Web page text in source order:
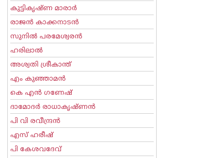
കുട്ടികൃഷ്ണ മാരാര്‍
രാജന്‍ കാക്കനാടന്‍
സുനില്‍ പരമേശ്വരന്‍
ഹരിലാല്‍
അശ്വതി ശ്രീകാന്ത്
എം കുഞ്ഞാമന്‍
കെ എന്‍ ഗണേഷ്
ദാമോദർ രാധാകൃഷ്ണൻ
പി വി രവീന്ദ്രന്‍
എസ് ഹരീഷ്
പി കേശവദേവ്‌